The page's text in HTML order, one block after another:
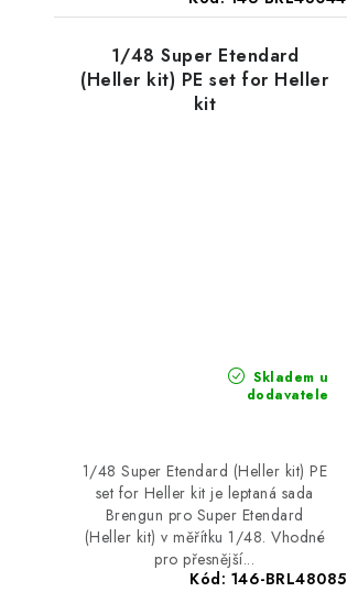
1/48 Super Etendard
(Heller kit) PE set for Heller
kit
Skladem u
dodavatele
1/48 Super Etendard (Heller kit) PE
set for Heller kit je leptaná sada
Brengun pro Super Etendard
(Heller kit) v měřítku 1/48. Vhodné
pro přesnější...
Kód: 146-BRL48085